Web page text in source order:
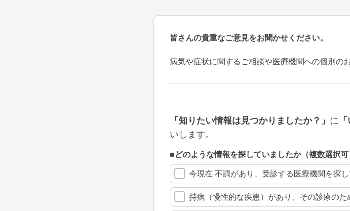
皆さんの貴重なご意見をお聞かせください。
病気や症状に関するご相談や医療機関への個別の
「知りたい情報は見つかりましたか？」 に
いします。
■どのような情報を探していましたか（複数選択可
今現在 不調があり、受診する医療機関を探
持病（慢性的な疾患）があり、その診療の